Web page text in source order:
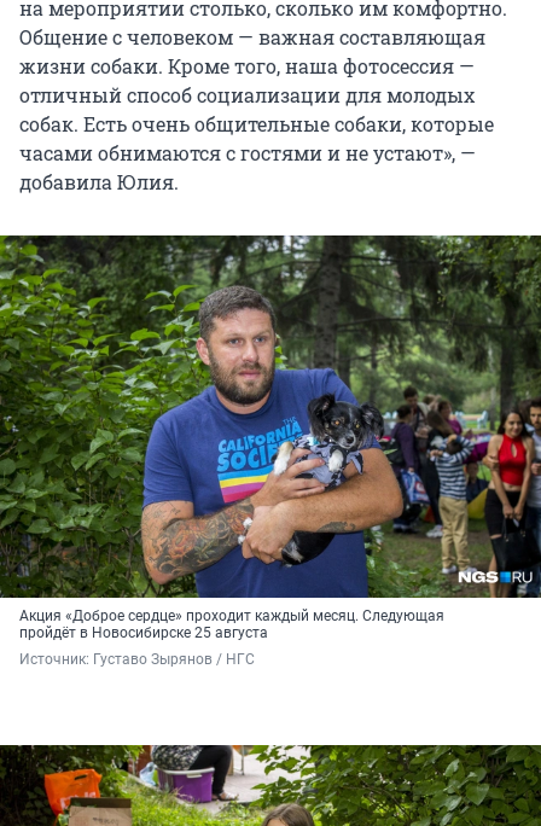
на мероприятии столько, сколько им комфортно.
Общение с человеком — важная составляющая
жизни собаки. Кроме того, наша фотосессия —
отличный способ социализации для молодых
собак. Есть очень общительные собаки, которые
часами обнимаются с гостями и не устают», —
добавила Юлия.
Акция «Доброе сердце» проходит каждый месяц. Следующая
пройдёт в Новосибирске 25 августа
Источник: Густаво Зырянов / НГС